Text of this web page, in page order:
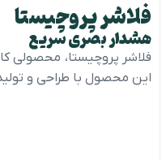
فلاشر پروچیستا
هشدار بصری سریع
این محصول با طراحی و